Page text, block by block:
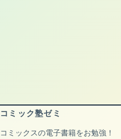
コミック塾ゼミ
コミックスの電子書籍をお勉強！